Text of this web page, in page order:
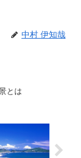
中村 伊知哉
とは